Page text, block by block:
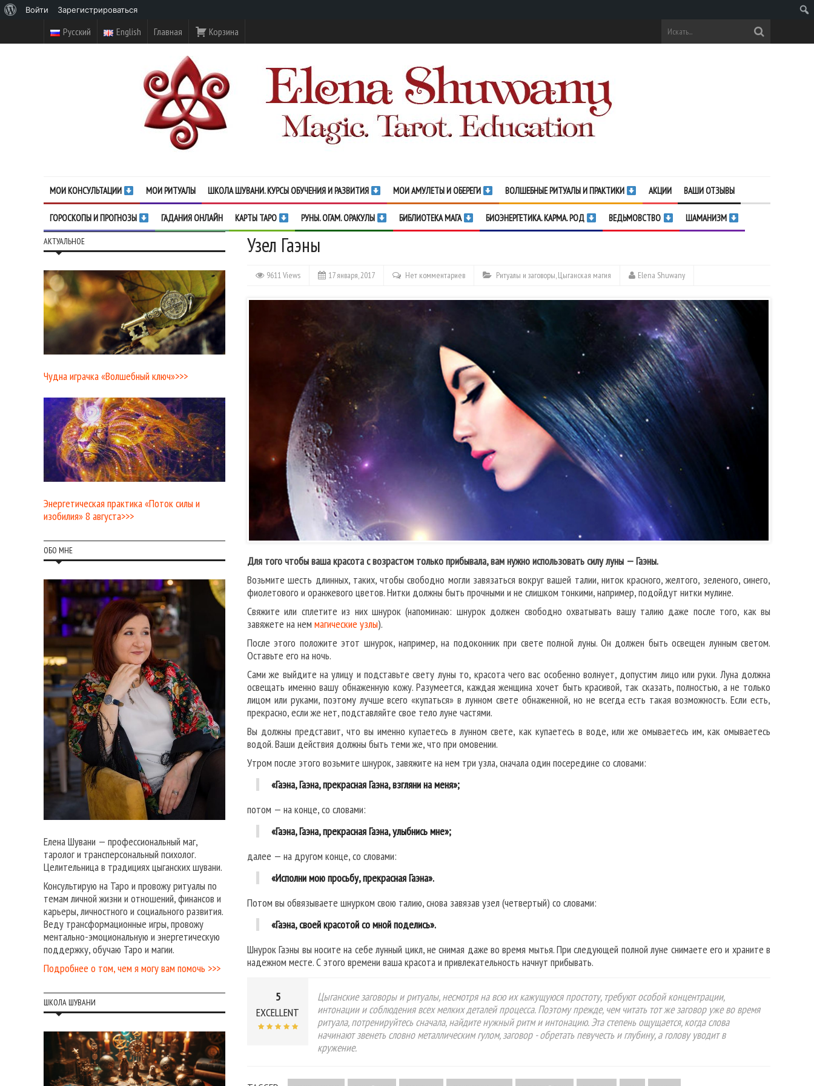
Русский English Главная Корзина
МОИ КОНСУЛЬТАЦИИ МОИ РИТУАЛЫ ШКОЛА ШУВАНИ. КУРСЫ ОБУЧЕНИЯ И РАЗВИТИЯ МОИ АМУЛЕТЫ И ОБЕРЕГИ ВОЛШЕБНЫЕ РИТУАЛЫ И ПРАКТИКИ АКЦИИ ВАШИ ОТЗЫВЫ
ГОРОСКОПЫ И ПРОГНОЗЫ ГАДАНИЯ ОНЛАЙН КАРТЫ ТАРО РУНЫ. ОГАМ. ОРАКУЛЫ БИБЛИОТЕКА МАГА БИОЭНЕРГЕТИКА. КАРМА. РОД ВЕДЬМОВСТВО ШАМАНИЗМ
Узел Гаэны
9611 Views 17 января, 2017 Нет комментариев Ритуалы и заговоры,Цыганская магия Elena Shuwany
Для того чтобы ваша красота с возрастом только прибывала, вам нужно использовать силу луны — Гаэны.
Возьмите шесть длинных, таких, чтобы свободно могли завязаться вокруг вашей талии, ниток красного, желтого, зеленого, синего,
фиолетового и оранжевого цветов. Нитки должны быть прочными и не слишком тонкими, например, подойдут нитки мулине.
Свяжите или сплетите из них шнурок (напоминаю: шнурок должен свободно охватывать вашу талию даже после того, как вы
завяжете на нем магические узлы).
После этого положите этот шнурок, например, на подоконник при свете полной луны. Он должен быть освещен лунным светом.
Оставьте его на ночь.
Сами же выйдите на улицу и подставьте свету луны то, красота чего вас особенно волнует, допустим лицо или руки. Луна должна
освещать именно вашу обнаженную кожу. Разумеется, каждая женщина хочет быть красивой, так сказать, полностью, а не только
лицом или руками, поэтому лучше всего «купаться» в лунном свете обнаженной, но не всегда есть такая возможность. Если есть,
прекрасно, если же нет, подставляйте свое тело луне частями.
Вы должны представит, что вы именно купаетесь в лунном свете, как купаетесь в воде, или же омываетесь им, как омываетесь
водой. Ваши действия должны быть теми же, что при омовении.
Утром после этого возьмите шнурок, завяжите на нем три узла, сначала один посередине со словами:
«Гаэна, Гаэна, прекрасная Гаэна, взгляни на меня»;
потом — на конце, со словами:
«Гаэна, Гаэна, прекрасная Гаэна, улыбнись мне»;
далее — на другом конце, со словами:
«Исполни мою просьбу, прекрасная Гаэна».
Потом вы обвязываете шнурком свою талию, снова завязав узел (четвертый) со словами:
«Гаэна, своей красотой со мной поделись».
Шнурок Гаэны вы носите на себе лунный цикл, не снимая даже во время мытья. При следующей полной луне снимаете его и храните в
надежном месте. С этого времени ваша красота и привлекательность начнут прибывать.
5
EXCELLENT
Цыганские заговоры и ритуалы, несмотря на всю их кажущуюся простоту, требуют особой концентрации,
интонации и соблюдения всех мелких деталей процесса. Поэтому прежде, чем читать тот же заговор уже во время
ритуала, потренируйтесь сначала, найдите нужный ритм и интонацию. Эта степень ощущается, когда слова
начинают звенеть словно металлическим гулом, заговор - обретать певучесть и глубину, а голову уводит в
кружение.
АКТУАЛЬНОЕ
Чудна играчка «Волшебный ключ»>>>
Энергетическая практика «Поток силы и
изобилия» 8 августа>>>
ОБО МНЕ
Елена Шувани — профессиональный маг,
таролог и трансперсональный психолог.
Целительница в традициях цыганских шувани.
Консультирую на Таро и провожу ритуалы по
темам личной жизни и отношений, финансов и
карьеры, личностного и социального развития.
Веду трансформационные игры, провожу
ментально-эмоциональную и энергетическую
поддержку, обучаю Таро и магии.
Подробнее о том, чем я могу вам помочь >>>
ШКОЛА ШУВАНИ
WordPress
Войти Зарегистрироваться